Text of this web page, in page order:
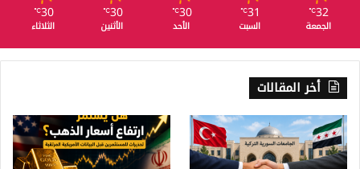
32
℃
الجمعة
31
℃
السبت
30
℃
الأحد
30
℃
الأثنين
30
℃
الثلاثاء
أخر المقالات